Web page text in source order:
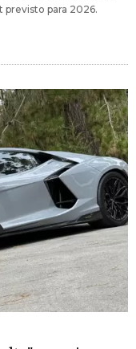
previsto para 2026.